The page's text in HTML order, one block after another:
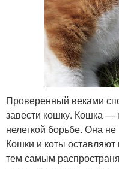
Проверенный веками
завести кошку. Кошка —
нелегкой борьбе. Она
Кошки и коты оставляют
тем самым